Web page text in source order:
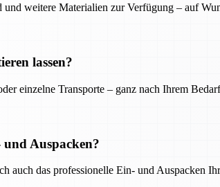
weitere Materialien zur Verfügung – auf
lassen?
einzelne Transporte – ganz nach Ihrem
Auspacken?
auch das professionelle Ein- und Auspacken